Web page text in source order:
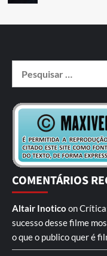
COMENTÁRIOS
Altair Inotico on
sucesso desse filme
o que o publico quer é